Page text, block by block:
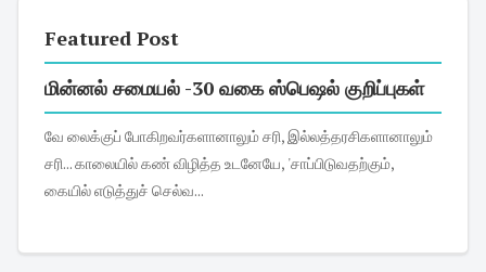
Featured Post
மின்னல் சமையல் -30 வகை ஸ்பெஷல் குறிப்புகள்
வே லைக்குப் போகிறவர்களானாலும் சரி, இல்லத்தரசிகளானாலும்
சரி... காலையில் கண் விழித்த உடனேயே, 'சாப்பிடுவதற்கும்,
கையில் எடுத்துச் செல்வ...